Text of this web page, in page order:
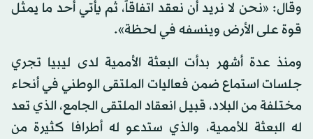
وقال: «نحن لا نريد أن نعقد اتفاقاً، ثم يأتي أحد ما يمثل
قوة على الأرض وينسفه في لحظة».
ومنذ عدة أشهر بدأت البعثة الأممية لدى ليبيا تجري
جلسات استماع ضمن فعاليات الملتقى الوطني في أنحاء
مختلفة من البلاد، قبيل انعقاد الملتقى الجامع، الذي تعد
له البعثة للأممية، والذي ستدعو له أطرافا كثيرة من